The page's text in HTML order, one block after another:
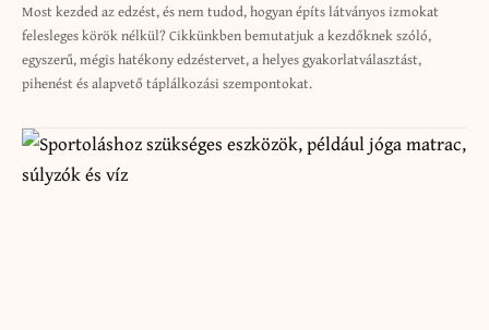
Most kezded az edzést, és nem tudod, hogyan építs látványos izmokat
felesleges körök nélkül? Cikkünkben bemutatjuk a kezdőknek szóló,
egyszerű, mégis hatékony edzéstervet, a helyes gyakorlatválasztást,
pihenést és alapvető táplálkozási szempontokat.